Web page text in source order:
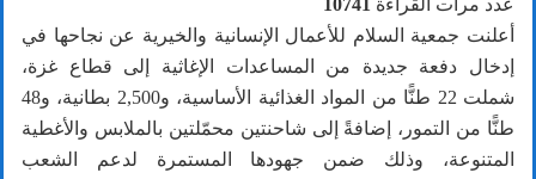
عدد مرات القراءة 10741
أعلنت جمعية السلام للأعمال الإنسانية والخيرية عن نجاحها في
إدخال دفعة جديدة من المساعدات الإغاثية إلى قطاع غزة،
شملت 22 طنًّا من المواد الغذائية الأساسية، و2,500 بطانية، و48
طنًّا من التمور، إضافةً إلى شاحنتين محمّلتين بالملابس والأغطية
المتنوعة، وذلك ضمن جهودها المستمرة لدعم الشعب